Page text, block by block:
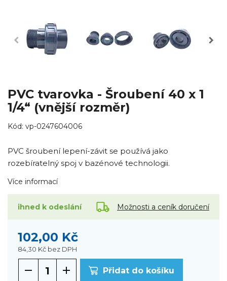
PVC tvarovka - Šroubení 40 x 1
1/4“ (vnější rozměr)
Kód: vp-0247604006
PVC šroubení lepení-závit se používá jako
rozebíratelný spoj v bazénové technologii.
Více informací
ihned k odeslání Možnosti a ceník doručení
102,00 Kč
84,30 Kč bez DPH
Přidat do košíku